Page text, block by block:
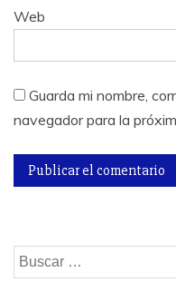
Web
Guarda mi nombre,
navegador para la
Buscar: